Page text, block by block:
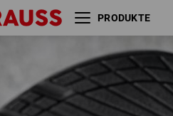
PRODUKTE